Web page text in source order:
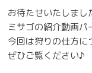
お待たせいたしまし
ミサゴの紹介動画
今回は狩りの仕方に
ぜひご覧ください♪